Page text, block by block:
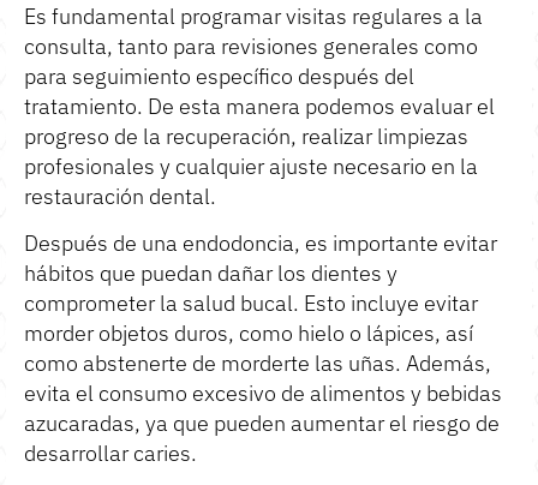
Es fundamental programar visitas regulares a la
consulta, tanto para revisiones generales como
para seguimiento específico después del
tratamiento. De esta manera podemos evaluar el
progreso de la recuperación, realizar limpiezas
profesionales y cualquier ajuste necesario en la
restauración dental.
Después de una endodoncia, es importante evitar
hábitos que puedan dañar los dientes y
comprometer la salud bucal. Esto incluye evitar
morder objetos duros, como hielo o lápices, así
como abstenerte de morderte las uñas. Además,
evita el consumo excesivo de alimentos y bebidas
azucaradas, ya que pueden aumentar el riesgo de
desarrollar caries.